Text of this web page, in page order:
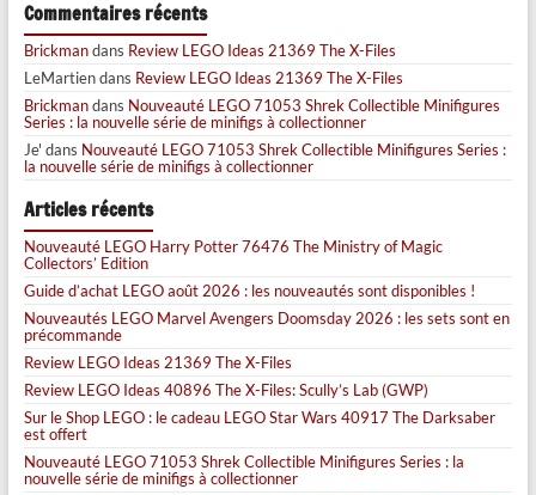
Commentaires récents
Brickmandans Review LEGO Ideas 21369 The X-Files
LeMartiendans Review LEGO Ideas 21369 The X-Files
Brickmandans Nouveauté LEGO 71053 Shrek Collectible Minifigures
Series : la nouvelle série de minifigs à collectionner
Je' dans Nouveauté LEGO 71053 Shrek Collectible Minifigures Series :
la nouvelle série de minifigs à collectionner
Articles récents
Nouveauté LEGO Harry Potter 76476 The Ministry of Magic
Collectors’ Edition
Guide d’achat LEGO août 2026 : les nouveautés sont disponibles !
Nouveautés LEGO Marvel Avengers Doomsday 2026 : les sets sont en
précommande
Review LEGO Ideas 21369 The X-Files
Review LEGO Ideas 40896 The X-Files: Scully’s Lab (GWP)
Sur le Shop LEGO : le cadeau LEGO Star Wars 40917 The Darksaber
est offert
Nouveauté LEGO 71053 Shrek Collectible Minifigures Series : la
nouvelle série de minifigs à collectionner